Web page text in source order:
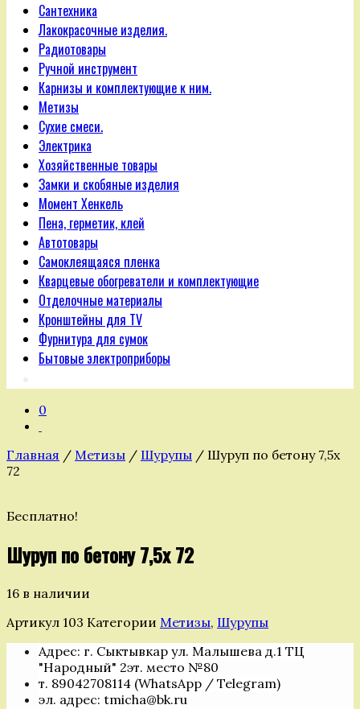
Сантехника
Лакокрасочные изделия.
Радиотовары
Ручной инструмент
Карнизы и комплектующие к ним.
Метизы
Сухие смеси.
Электрика
Хозяйственные товары
Замки и скобяные изделия
Момент Хенкель
Пена, герметик, клей
Автотовары
Самоклеящаяся пленка
Кварцевые обогреватели и комплектующие
Отделочные материалы
Кронштейны для TV
Фурнитура для сумок
Бытовые электроприборы
0
Главная / Метизы / Шурупы / Шуруп по бетону 7,5х
72
Бесплатно!
Шуруп по бетону 7,5х 72
16 в наличии
Артикул 103 Категории Метизы, Шурупы
Адрес: г. Сыктывкар ул. Малышева д.1 ТЦ
"Народный" 2эт. место №80
т. 89042708114 (WhatsApp / Telegram)
эл. адрес: tmicha@bk.ru